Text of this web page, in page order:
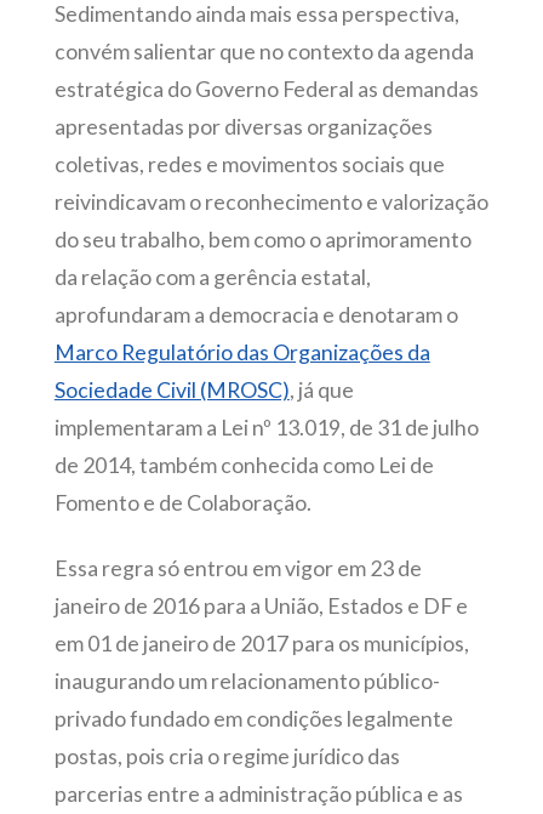
Sedimentando ainda mais essa perspectiva,
convém salientar que no contexto da agenda
estratégica do Governo Federal as demandas
apresentadas por diversas organizações
coletivas, redes e movimentos sociais que
reivindicavam o reconhecimento e valorização
do seu trabalho, bem como o aprimoramento
da relação com a gerência estatal,
aprofundaram a democracia e denotaram o
Marco Regulatório das Organizações da
Sociedade Civil (MROSC), já que
implementaram a Lei nº 13.019, de 31 de julho
de 2014, também conhecida como Lei de
Fomento e de Colaboração.
Essa regra só entrou em vigor em 23 de
janeiro de 2016 para a União, Estados e DF e
em 01 de janeiro de 2017 para os municípios,
inaugurando um relacionamento público-
privado fundado em condições legalmente
postas, pois cria o regime jurídico das
parcerias entre a administração pública e as